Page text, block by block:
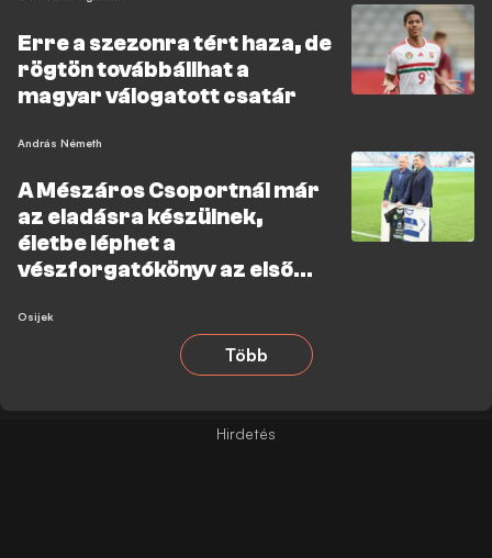
Erre a szezonra tért haza, de
rögtön továbbállhat a
magyar válogatott csatár
András Németh
A Mészáros Csoportnál már
az eladásra készülnek,
életbe léphet a
vészforgatókönyv az első
Osijek
Több